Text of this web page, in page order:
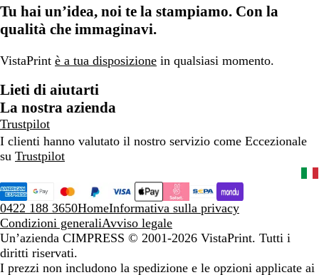
Tu hai un’idea, noi te la stampiamo. Con la
qualità che immaginavi.
VistaPrint è a tua disposizione in qualsiasi momento.
Lieti di aiutarti
La nostra azienda
Trustpilot
I clienti hanno valutato il nostro servizio come Eccezionale
su Trustpilot
0422 188 3650HomeInformativa sulla privacy
Condizioni generaliAvviso legale
Un’azienda CIMPRESS © 2001-2026 VistaPrint. Tutti i
diritti riservati.
I prezzi non includono la spedizione e le opzioni applicate ai